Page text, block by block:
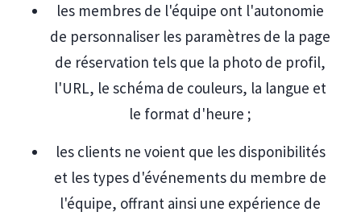
les membres de l'équipe ont l'autonomie
de personnaliser les paramètres de la page
de réservation tels que la photo de profil,
l'URL, le schéma de couleurs, la langue et
le format d'heure ;
les clients ne voient que les disponibilités
et les types d'événements du membre de
l'équipe, offrant ainsi une expérience de